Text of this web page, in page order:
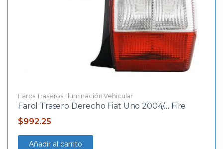
Faros Traseros Iluminación Vehicular
Farol Trasero Derecho Fiat Uno 2004/… Fire
$992.25
Añadir al carrito